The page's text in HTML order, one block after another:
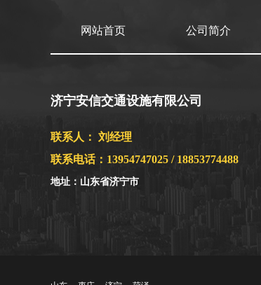
网站首页 公司简介
济宁安信交通设施有限公司
联系人： 刘经理
联系电话：13954747025 / 18853774488
地址：山东省济宁市